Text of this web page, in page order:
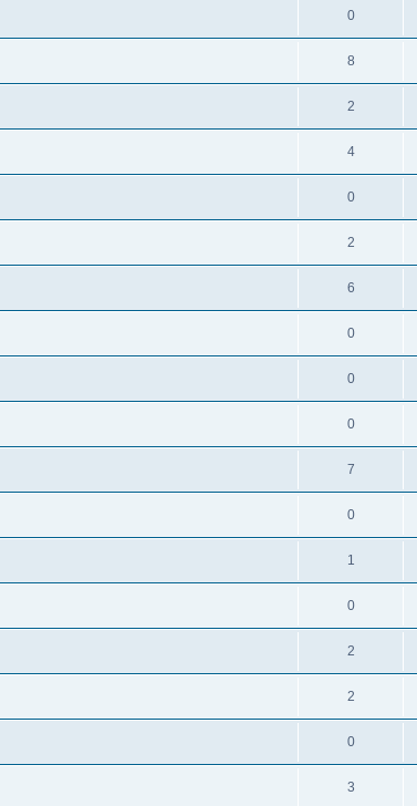
0
8
2
4
0
2
6
0
0
0
7
0
1
0
2
2
0
3